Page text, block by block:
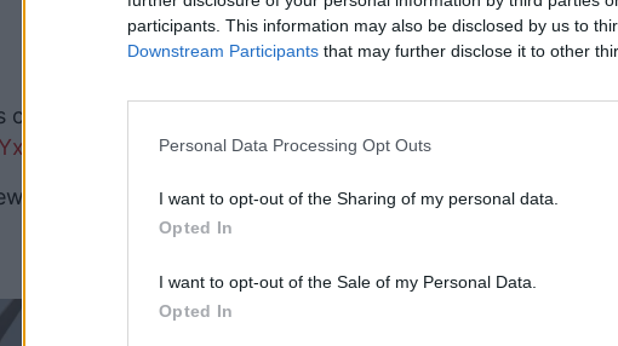
participants. This information may also be disclosed by us to
Downstream Participants that may further disclose it to other
Personal Data Processing Opt Outs
I want to opt-out of the Sharing of my personal data.
Opted In
I want to opt-out of the Sale of my Personal Data.
Opted In
crash of Jeju Air Flight 2216 in South Korea. 181 people on
December 29, 2024